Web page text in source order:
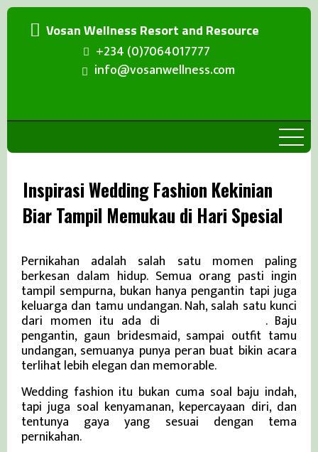
Vosan Wellness Resort and Resource
+234 (0)7064017777
info@vosanwellness.com
Inspirasi Wedding Fashion Kekinian
Biar Tampil Memukau di Hari Spesial
Pernikahan adalah salah satu momen paling
berkesan dalam hidup. Semua orang pasti ingin
tampil sempurna, bukan hanya pengantin tapi juga
keluarga dan tamu undangan. Nah, salah satu kunci
dari momen itu ada di . Baju
pengantin, gaun bridesmaid, sampai outfit tamu
undangan, semuanya punya peran buat bikin acara
terlihat lebih elegan dan memorable.
Wedding fashion itu bukan cuma soal baju indah,
tapi juga soal kenyamanan, kepercayaan diri, dan
tentunya gaya yang sesuai dengan tema
pernikahan.